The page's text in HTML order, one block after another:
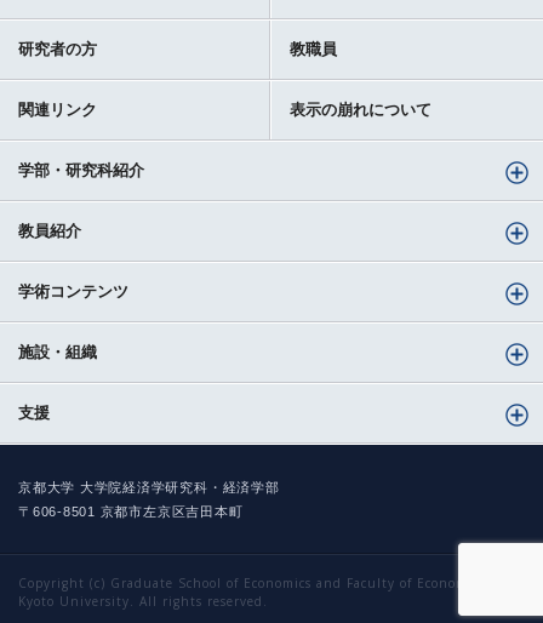
研究者の方 教職員
関連リンク 表示の崩れについて
学部・研究科紹介
教員紹介
学術コンテンツ
施設・組織
支援
京都大学 大学院経済学研究科・経済学部
〒606-8501 京都市左京区吉田本町
Copyright (c) Graduate School of Economics and Faculty of Economics,
Kyoto University. All rights reserved.